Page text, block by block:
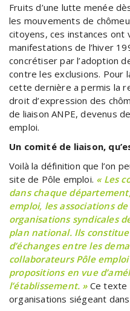
Fruits d’une lutte menée
les mouvements de
citoyens, ces instances
manifestations de l’hiver
concrétiser par l’adoption
contre les exclusions. Pour
cette dernière a permis la
droit d’expression des
de liaison ANPE, devenus
emploi.
Un comité de liaison,
Voilà la définition que l’on
site de Pôle emploi. « Les
dans chaque
emploi, les associations
organisations syndicales
plan national. Ils
d’échanges entre les
collaborateurs Pôle
propositions en vue
l’établissement. »Ce texte
organisations siégeant dans